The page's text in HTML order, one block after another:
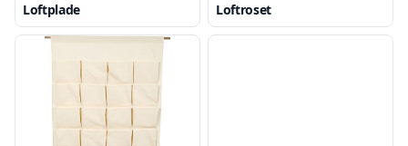
Loftplade Loftroset